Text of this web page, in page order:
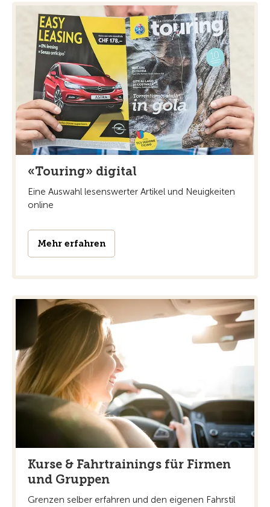
«Touring» digital
Eine Auswahl lesenswerter Artikel und Neuigkeiten
online
Mehr erfahren
Kurse & Fahrtrainings für Firmen
und Gruppen
Grenzen selber erfahren und den eigenen Fahrstil